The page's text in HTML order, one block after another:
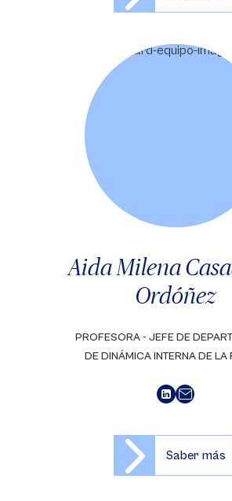
Aida Milena
Ordóñez
PROFESORA - JEFE DE
DE DINÁMICA INTERNA DE LA
Saber más